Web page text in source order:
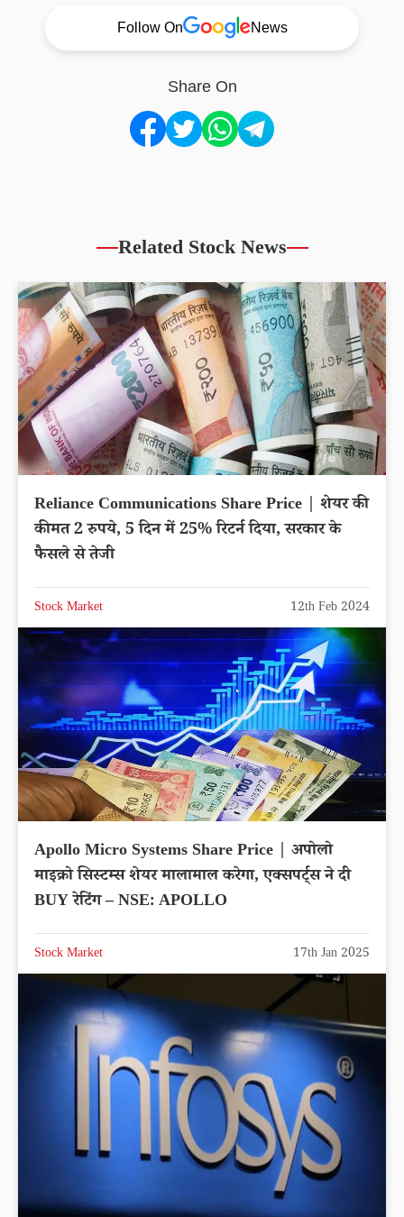
Follow On News
Share On
Related Stock News
Reliance Communications Share Price | शेयर की
कीमत 2 रुपये, 5 दिन में 25% रिटर्न दिया, सरकार के
फैसले से तेजी
Stock Market 12th Feb 2024
Apollo Micro Systems Share Price | अपोलो
माइक्रो सिस्टम्स शेयर मालामाल करेगा, एक्सपर्ट्स ने दी
BUY रेटिंग – NSE: APOLLO
Stock Market 17th Jan 2025